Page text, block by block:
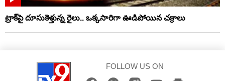
ట్రాక్‌పై దూసుకెళ్తున్న రైలు.. ఒక్కసారిగా ఊడిపోయిన చక్రాలు
FOLLOW US ON